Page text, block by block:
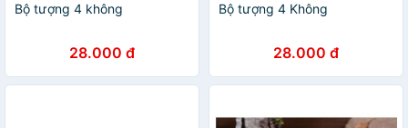
Bộ tượng 4 không
28.000 đ
Bộ tượng 4 Không
28.000 đ